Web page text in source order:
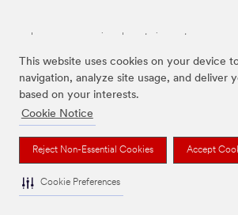
This website uses cookies on your device
navigation, analyze site usage, and deliver
based on your interests.
Cookie Notice
Reject Non-Essential Cookies Accept
Cookie Preferences
Las marcas mencionadas anteriormente son